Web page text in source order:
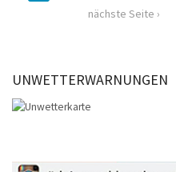
nächste Seite ›
UNWETTERWARNUNGEN